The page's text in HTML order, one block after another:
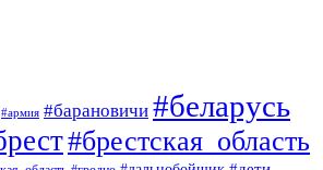
#армия #барановичи #беларусь
#брестская_область